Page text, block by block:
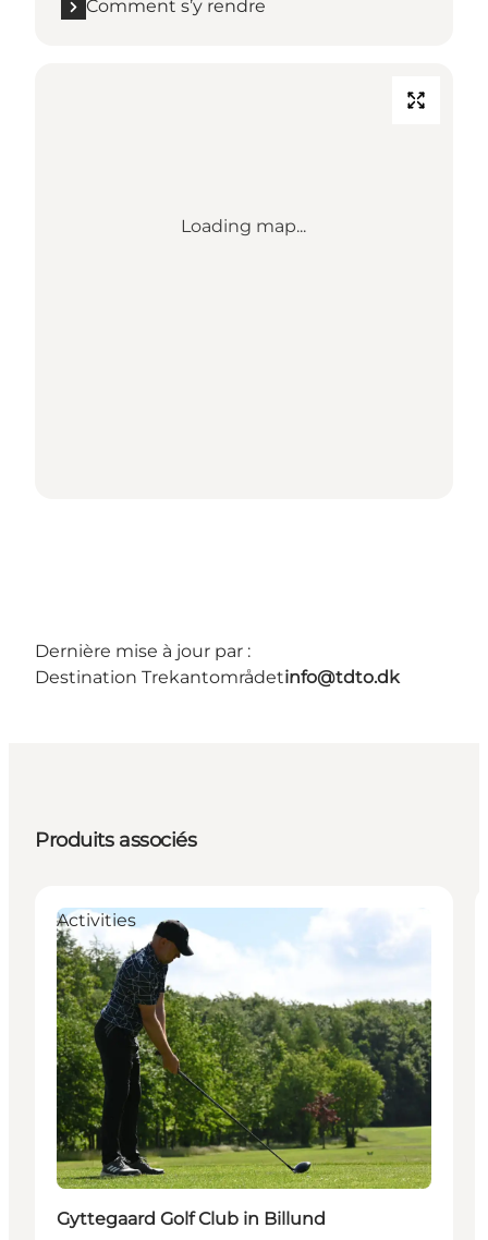
Comment s’y rendre
Loading map...
Dernière mise à jour par :
Destination Trekantområdetinfo@tdto.dk
Produits associés
Activities
Gyttegaard Golf Club in Billund